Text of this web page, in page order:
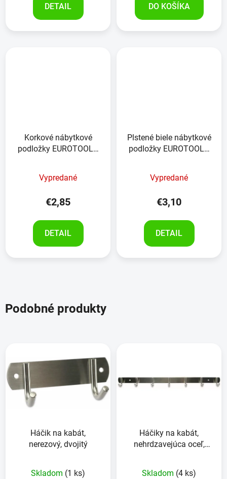
DETAIL DO KOŠÍKA
Korkové nábytkové
podložky EUROTOOLS
Vypredané
€2,85
DETAIL
Plstené biele nábytkové
podložky EUROTOOLS
Vypredané
€3,10
DETAIL
Podobné produkty
Háčik na kabát,
nerezový, dvojitý
Skladom (1 ks)
Háčiky na kabát,
nehrdzavejúca oceľ,
Skladom (4 ks)